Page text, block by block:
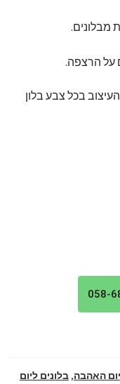
בכל צבע בלון
האהבה, בלונים ליום